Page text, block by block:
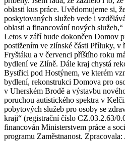
oblasti kus práce. Uvědomujeme si,
poskytovaných služeb vede i
oblasti a financování nových
Letos v září bude dokončen Domov
postižením ve zlínské části Příluky, v
Fryštáku a v červenci příštího roku
bydlení ve Zlíně. Dále kraj chystá
Bystřici pod Hostýnem, ve kterém
bydlení, rekonstrukci Domova pro
v Uherském Brodě a výstavbu
poruchou autistického spektra v
pobytových služeb pro osoby se
kraji“ (registrační číslo CZ.03.2.63/
financován Ministerstvem práce a
programu Zaměstnanost.